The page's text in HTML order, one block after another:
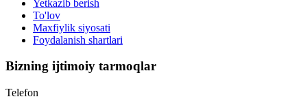
Yetkazib berish
To'lov
Maxfiylik siyosati
Foydalanish shartlari
Bizning ijtimoiy tarmoqlar
Telefon